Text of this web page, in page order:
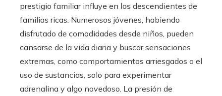
prestigio familiar influye en los descendientes de
familias ricas. Numerosos jóvenes, habiendo
disfrutado de comodidades desde niños, pueden
cansarse de la vida diaria y buscar sensaciones
extremas, como comportamientos arriesgados o el
uso de sustancias, solo para experimentar
adrenalina y algo novedoso. La presión de